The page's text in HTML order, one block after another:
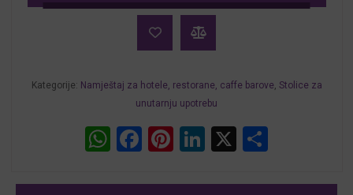
hotele
Kategorije: Namještaj za hotele, restorane, caffe barove, Stolice za
unutarnju upotrebu
WhatsApp
Facebook
Pinterest
LinkedIn
X